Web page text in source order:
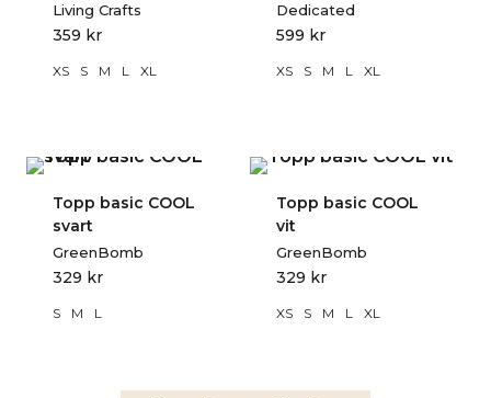
Living Crafts
359 kr
XS S M L XL
Dedicated
599 kr
XS S M L XL
Topp basic COOL
svart
GreenBomb
329 kr
S M L
Topp basic COOL
vit
GreenBomb
329 kr
XS S M L XL